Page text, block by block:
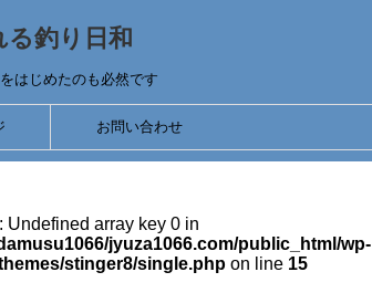
る釣り日和
はじめたのも必然です
お問い合わせ
: Undefined array key 0 in
jyuza1066.com/public_html/wp-
stinger8/single.php on line 15